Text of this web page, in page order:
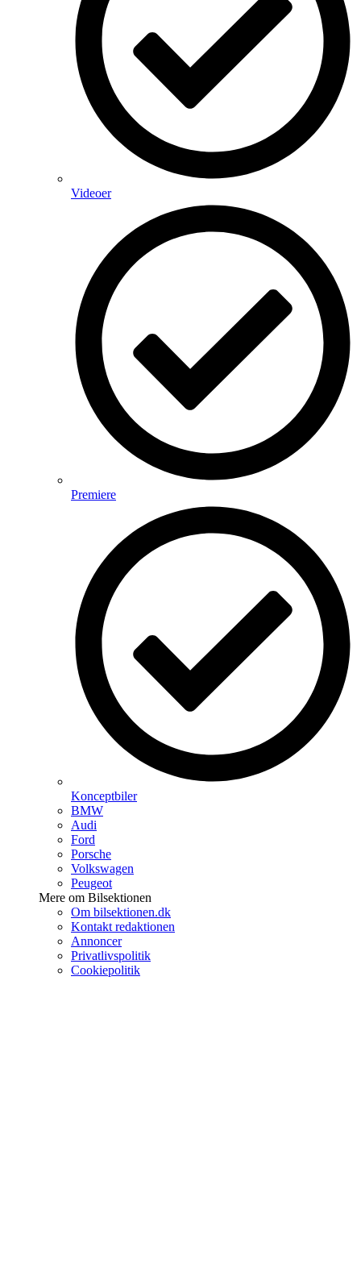
Videoer
Premiere
Konceptbiler
BMW
Audi
Ford
Porsche
Volkswagen
Peugeot
Mere om Bilsektionen
Om bilsektionen.dk
Kontakt redaktionen
Annoncer
Privatlivspolitik
Cookiepolitik